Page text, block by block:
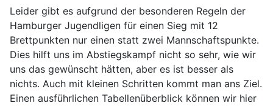
Leider gibt es aufgrund der besonderen Regeln der
Hamburger Jugendligen für einen Sieg mit 12
Brettpunkten nur einen statt zwei Mannschaftspunkte.
Dies hilft uns im Abstiegskampf nicht so sehr, wie wir
uns das gewünscht hätten, aber es ist besser als
nichts. Auch mit kleinen Schritten kommt man ans Ziel.
Einen ausführlichen Tabellenüberblick können wir hier